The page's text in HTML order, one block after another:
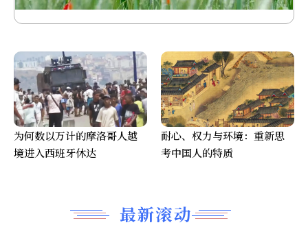
最新滚动
为何数以万计的摩洛哥人越
境进入西班牙休达
耐心、权力与环境：重新思
考中国人的特质